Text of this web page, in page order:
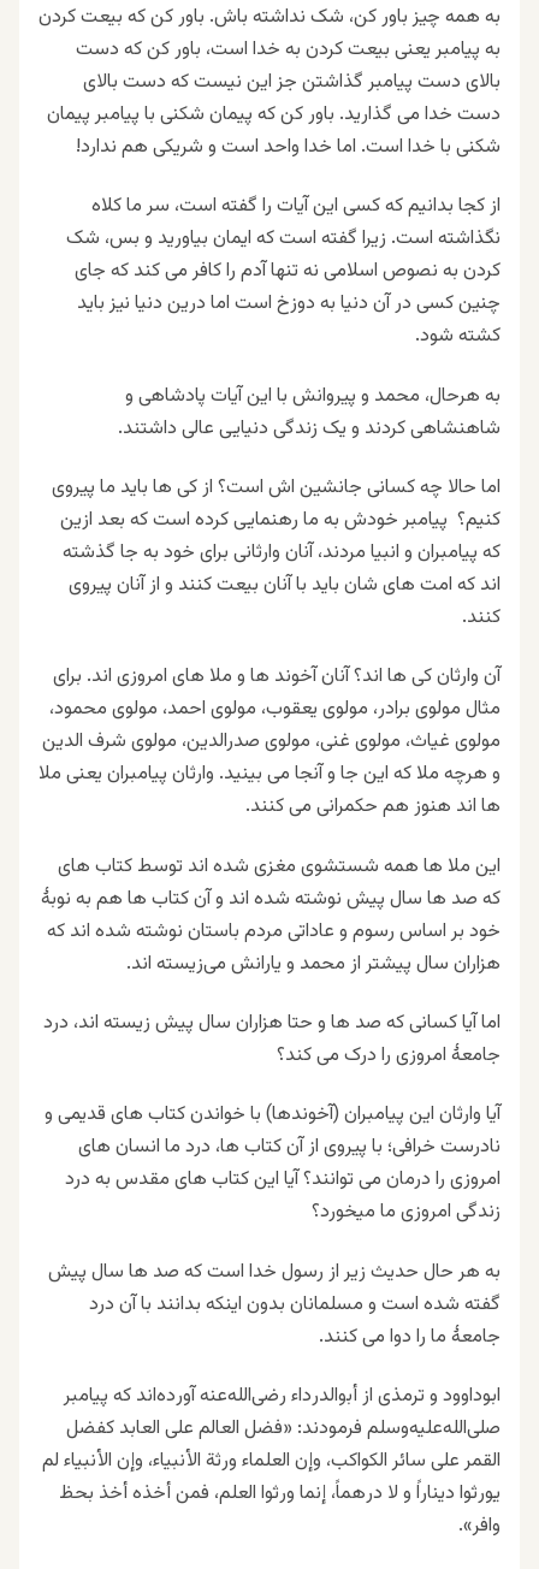
به همه چیز باور کن، شک نداشته باش. باور کن که بیعت کردن
به پیامبر یعنی بیعت کردن به خدا است، باور کن که دست
بالای دست پیامبر گذاشتن جز این نیست که دست بالای
دست خدا می گذارید. باور کن که پیمان شکنی با پیامبر پیمان
شکنی با خدا است. اما خدا واحد است و شریکی هم ندارد!
از کجا بدانیم که کسی این آیات را گفته است، سر ما کلاه
نگذاشته است. زیرا گفته است که ایمان بیاورید و بس، شک
کردن به نصوص اسلامی نه تنها آدم را کافر می کند که جای
چنین کسی در آن دنیا به دوزخ است اما درین دنیا نیز باید
کشته شود.
به هرحال، محمد و پیروانش با این آیات پادشاهی و
شاهنشاهی کردند و یک زندگی دنیایی عالی داشتند.
اما حالا چه کسانی جانشین اش است؟ از کی ها باید ما پیروی
کنیم؟ پیامبر خودش به ما رهنمایی کرده است که بعد ازین
که پیامبران و انبیا مردند، آنان وارثانی برای خود به جا گذشته
اند که امت های شان باید با آنان بیعت کنند و از آنان پیروی
کنند.
آن وارثان کی ها اند؟ آنان آخوند ها و ملا های امروزی اند. برای
مثال مولوی برادر، مولوی یعقوب، مولوی احمد، مولوی محمود،
مولوی غیاث، مولوی غنی، مولوی صدرالدین، مولوی شرف الدین
و هرچه ملا که این جا و آنجا می بینید. وارثان پیامبران یعنی ملا
ها اند هنوز هم حکمرانی می کنند.
این ملا ها همه شستشوی مغزی شده اند توسط کتاب های
که صد ها سال پیش نوشته شده اند و آن کتاب ها هم به نوبۀ
خود بر اساس رسوم و عاداتی مردم باستان نوشته شده اند که
هزاران سال پیشتر از محمد و یارانش می‌زیسته اند.
اما آیا کسانی که صد ها و حتا هزاران سال پیش زیسته اند، درد
جامعۀ امروزی را درک می کند؟
آیا وارثان این پیامبران (آخوندها) با خواندن کتاب های قدیمی و
نادرست خرافی؛ با پیروی از آن کتاب ها، درد ما انسان های
امروزی را درمان می توانند؟ آیا این کتاب های مقدس به درد
زندگی امروزی ما میخورد؟
به هر حال حدیث زیر از رسول خدا است که صد ها سال پیش
گفته شده است و مسلمانان بدون اینکه بدانند با آن درد
جامعۀ ما را دوا می کنند.
ﺍﺑﻮﺩﺍﻭوﺩ ﻭ ﺗﺮﻣﺬﯼ ﺍﺯ ﺃﺑوﺍﻟﺪﺭﺩﺍﺀ ﺭﺿﯽ‌ﺍﻟﻠﻪ‌ﻋﻨﻪ ﺁﻭﺭﺩﻩ‌ﺍند ﮐﻪ ﭘﯿﺎﻣﺒﺮ
ﺻﻠﯽ‌ﺍﻟﻠﻪ‌ﻋﻠﯿﻪ‌ﻭﺳﻠﻢ ﻓﺮﻣﻮﺩند: ‏«ﻓﻀﻞ ﺍﻟﻌﺎﻟﻢ ﻋﻠﯽ ﺍﻟﻌﺎﺑﺪ ﮐﻔﻀﻞ
ﺍﻟﻘﻤﺮ ﻋﻠﯽ ﺳﺎﺋﺮ ﺍﻟﮑﻮﺍﮐﺐ، ﻭﺇﻥ ﺍﻟﻌﻠﻤﺎﺀ ﻭﺭﺛﺔ ﺍﻷﻧﺒﯿﺎﺀ، ﻭﺇﻥ ﺍﻷﻧﺒﯿﺎﺀ ﻟﻢ
ﯾﻮﺭﺛﻮﺍ ﺩﯾﻨﺎﺭﺍً ﻭ ﻻ ﺩﺭﻫﻤﺎً، ﺇﻧﻤﺎ ﻭﺭﺛﻮﺍ ﺍﻟﻌﻠﻢ، ﻓﻤﻦ ﺃﺧﺬﻩ ﺃﺧﺬ ﺑﺤﻆ
ﻭﺍﻓﺮ‏».